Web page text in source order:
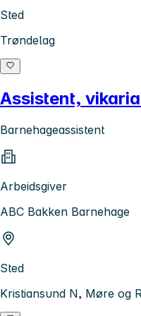
Sted
Trøndelag
Assistent,
Barnehageassistent
Arbeidsgiver
ABC Bakken Barnehage
Sted
Kristiansund N, Møre og